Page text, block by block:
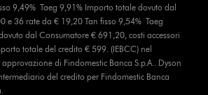
9,49% Taeg 9,91% Importo totale dovuto dal
e 36 rate da € 19,20 Tan fisso 9,54% Taeg
dal Consumatore € 691,20, costi accessori
totale del credito € 599. (IEBCC) nel
di Findomestic Banca S.p.A.. Dyson
del credito per Findomestic Banca